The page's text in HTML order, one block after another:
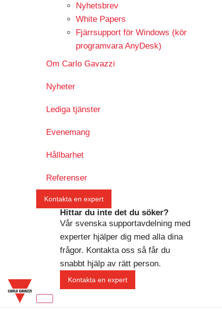
Nyhetsbrev
White Papers
Fjärrsupport för Windows (kör
programvara AnyDesk)
Om Carlo Gavazzi
Nyheter
Lediga tjänster
Evenemang
Hållbarhet
Referenser
Kontakta en expert
Hittar du inte det du söker?
Vår svenska supportavdelning med
experter hjälper dig med alla dina
frågor. Kontakta oss så får du
snabbt hjälp av rätt person.
Kontakta en expert